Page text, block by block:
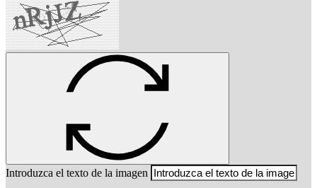
Introduzca el texto de la imagen